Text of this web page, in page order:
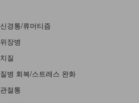
신경통/류머티즘
위장병
치질
질병 회복/스트레스 완화
관절통